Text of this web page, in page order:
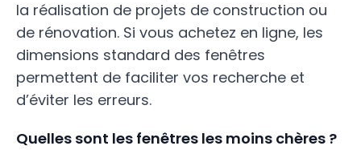
la réalisation de projets de construction ou
de rénovation. Si vous achetez en ligne, les
dimensions standard des fenêtres
permettent de faciliter vos recherche et
d’éviter les erreurs.
Quelles sont les fenêtres les moins chères ?